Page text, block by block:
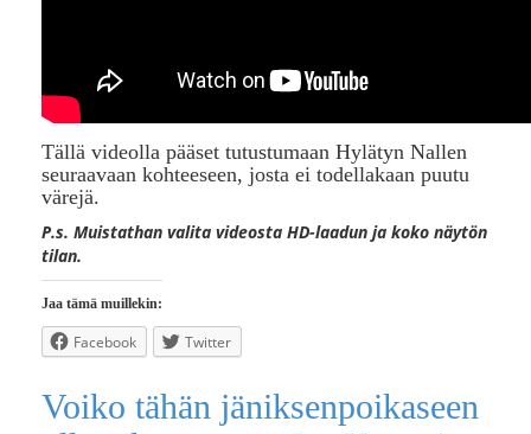
Tällä videolla pääset tutustumaan Hylätyn Nallen
seuraavaan kohteeseen, josta ei todellakaan puutu
värejä.
P.s. Muistathan valita videosta HD-laadun ja koko näytön
tilan.
Jaa tämä muillekin:
Facebook Twitter
Voiko tähän jäniksenpoikaseen